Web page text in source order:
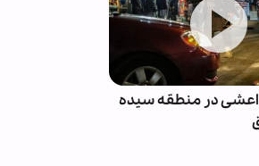
در منطقه سیده